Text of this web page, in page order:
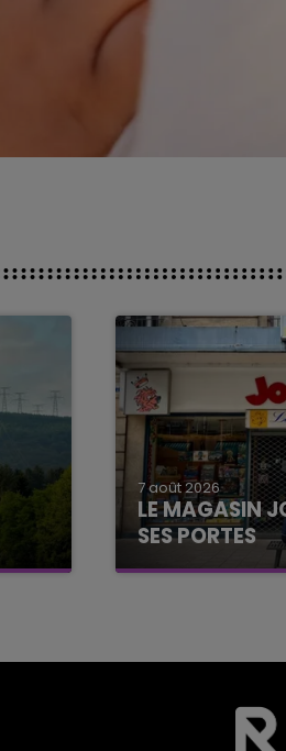
7 août 2026
LE MAGASIN
SES PORTES
C'était l'une des